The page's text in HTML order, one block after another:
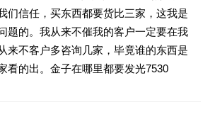
们信任，买东西都要货比三家，这我是
题的。我从来不催我的客户一定要在我
来不客户多咨询几家，毕竟谁的东西是
看的出。金子在哪里都要发光7530